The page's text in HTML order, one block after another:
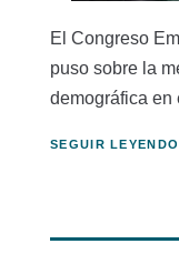
El Congreso
puso sobre la
demográfica en
SEGUIR LEYENDO